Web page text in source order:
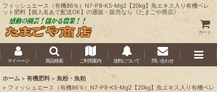
フィッシュエース（有機86％）N7-P8-K5-Mg2【20kg】魚エキス入り有機ペレ
ット肥料【個人名あて配送OK】の通販・販売なら《たまごや商店》
カート
マイページ 商品検索 ご利用案内 送料について 問い合わせ
ホーム > 有機肥料 > 魚粉・魚粕
> フィッシュエース（有機86％）N7-P8-K5-Mg2【20kg】魚エキス入り有機ペレ